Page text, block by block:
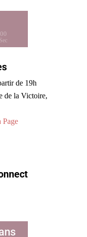
00
Sec
de 19h
de la Victoire,
Page